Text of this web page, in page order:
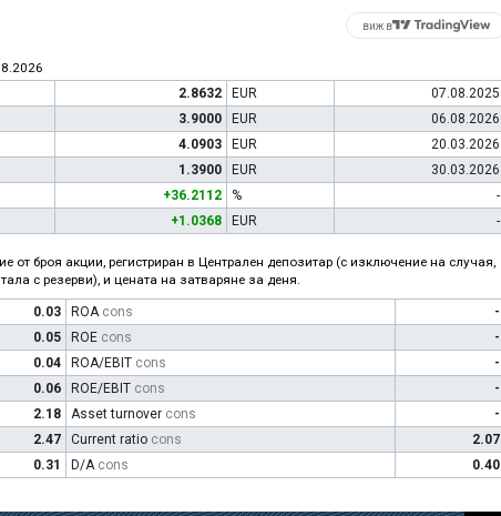
виж в
2.8632 EUR
07.08.2025
3.9000 EUR
06.08.2026
4.0903 EUR
20.03.2026
1.3900 EUR
30.03.2026
+36.2112 %
-
+1.0368 EUR -
броя акции, регистриран в Централен депозитар (с изключение на случая,
с резерви), и цената на затваряне за деня.
0.03 ROA cons
-
0.05 ROE cons
-
0.04 ROA/EBIT cons
-
0.06 ROE/EBIT cons
-
2.18 Asset turnover cons
-
2.47 Current ratio cons
2.07
0.31 D/A cons 0.40